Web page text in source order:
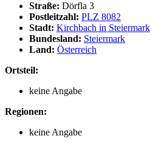
Straße: Dörfla 3
Postleitzahl: PLZ 8082
Stadt: Kirchbach in Steiermark
Bundesland: Steiermark
Land: Österreich
Ortsteil:
keine Angabe
Regionen:
keine Angabe